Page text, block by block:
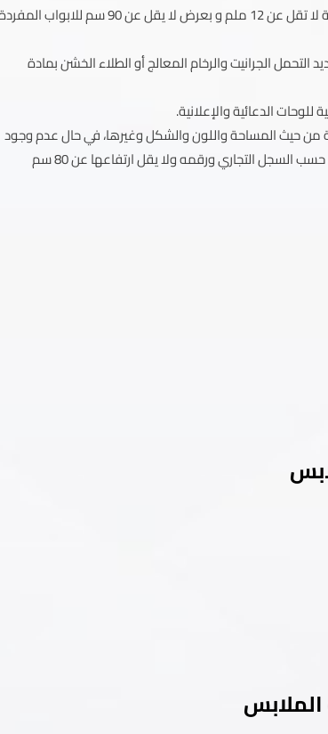
أن تكون وجهة المحل من الزجاج الشفاف السيكوريت و ما في حكمه بسماكة لا تقل عن 12 ملم و بعرض لا يقل عن 90 سم للابواب
الجرانيت والرخام المعالج أو الطلاء الخشن بمادة
الدعائية والإعلانية.
من حيث المساحة واللون والشكل وغيرها، في حال عدم وجود
هوية عمرانية معتمدة من الأمانة فتكون اللوحة الخارجية توضح اسم المحل حسب السجل التجاري ورقمه ولا يقل ارتفاعها عن 80 سم